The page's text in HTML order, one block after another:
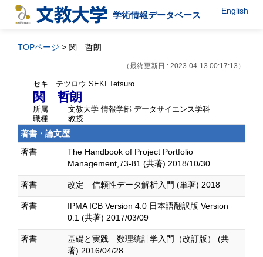
学術情報データベース English
TOPページ > 関 哲朗
（最終更新日 : 2023-04-13 00:17:13）
セキ テツロウ SEKI Tetsuro
関 哲朗
所属
文教大学 情報学部 データサイエンス学科
職種
教授
著書・論文歴
著書
The Handbook of Project Portfolio
Management,73-81 (共著) 2018/10/30
著書 改定 信頼性データ解析入門 (単著) 2018
著書
IPMA ICB Version 4.0 日本語翻訳版 Version
0.1 (共著) 2017/03/09
著書
基礎と実践 数理統計学入門（改訂版） (共
著) 2016/04/28